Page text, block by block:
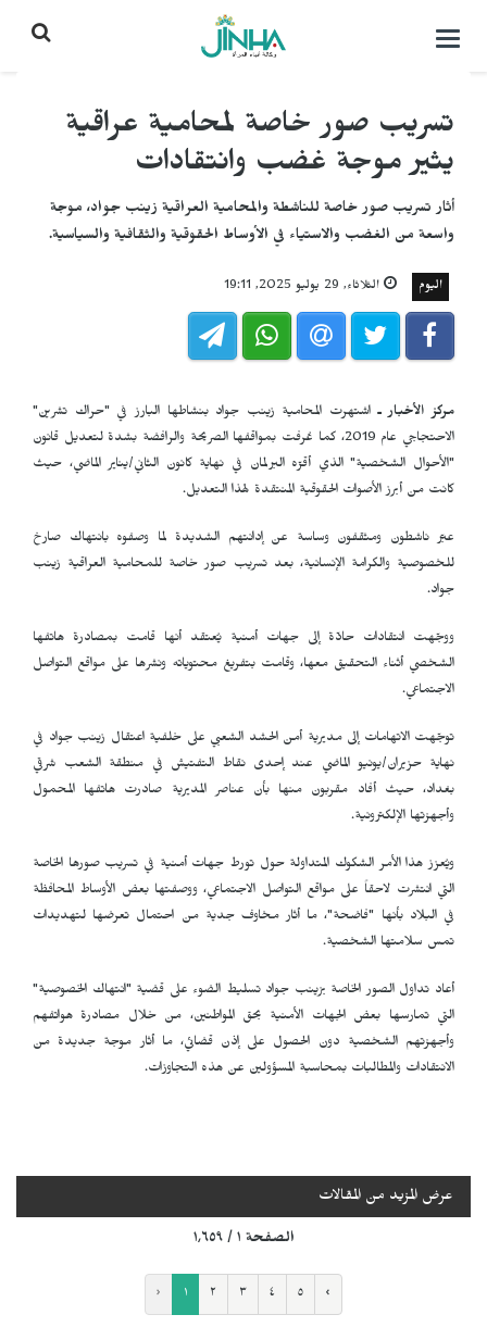
التحكم
تسريب صور خاصة لمحامية عراقية
يثير موجة غضب وانتقادات
أثار تسريب صور خاصة للناشطة والمحامية العراقية زينب جواد، موجة
واسعة من الغضب والاستياء في الأوساط الحقوقية والثقافية والسياسية.
اليوم الثلاثاء, 29 يوليو 2025, 19:11
مركز الأخبار ـ اشتهرت المحامية زينب جواد بنشاطها البارز في "حراك تشرين"
الاحتجاجي عام 2019، كما عُرفت بمواقفها الصريحة والرافضة بشدة لتعديل قانون
"الأحوال الشخصية" الذي أقرّه البرلمان في نهاية كانون الثاني/يناير الماضي، حيث
كانت من أبرز الأصوات الحقوقية المنتقدة لهذا التعديل.
عبّر ناشطون ومثقفون وساسة عن إدانتهم الشديدة لما وصفوه بانتهاك صارخ
للخصوصية والكرامة الإنسانية، بعد تسريب صور خاصة للمحامية العراقية زينب
جواد.
ووجّهت انتقادات حادّة إلى جهات أمنية يُعتقد أنها قامت بمصادرة هاتفها
الشخصي أثناء التحقيق معها، وقامت بتفريغ محتوياته ونشرها على مواقع التواصل
الاجتماعي.
توجّهت الاتهامات إلى مديرية أمن الحشد الشعبي على خلفية اعتقال زينب جواد في
نهاية حزيران/يونيو الماضي عند إحدى نقاط التفتيش في منطقة الشعب شرقي
بغداد، حيث أفاد مقربون منها بأن عناصر المديرية صادرت هاتفها المحمول
وأجهزتها الإلكترونية.
ويُعزز هذا الأمر الشكوك المتداولة حول تورط جهات أمنية في تسريب صورها الخاصة
التي انتشرت لاحقاً على مواقع التواصل الاجتماعي، ووصفتها بعض الأوساط المحافظة
في البلاد بأنها "فاضحة"، ما أثار مخاوف جدية من احتمال تعرضها لتهديدات
تمس سلامتها الشخصية.
أعاد تداول الصور الخاصة بزينب جواد تسليط الضوء على قضية "انتهاك الخصوصية"
التي تمارسها بعض الجهات الأمنية بحق المواطنين، من خلال مصادرة هواتفهم
وأجهزتهم الشخصية دون الحصول على إذن قضائي، ما أثار موجة جديدة من
الانتقادات والمطالبات بمحاسبة المسؤولين عن هذه التجاوزات.
عرض المزيد من المقالات
الصفحة ١ / ١٬٦٥٩
‹ ١ ٢ ٣ ٤ ٥ ›